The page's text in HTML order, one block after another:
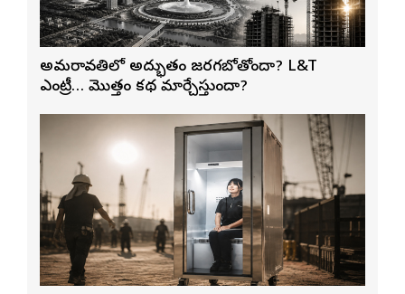
అమరావతిలో అద్భుతం జరగబోతోందా? L&T
ఎంట్రీ… మొత్తం కథ మార్చేస్తుందా?